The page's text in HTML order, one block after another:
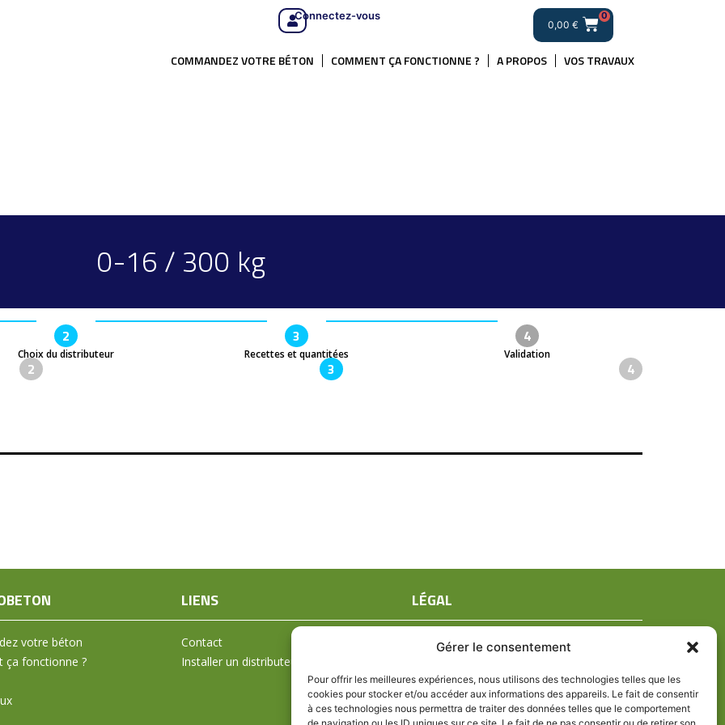
Gérer le consentement
Pour offrir les meilleures expériences, nous utilisons des technologies telles que les
cookies pour stocker et/ou accéder aux informations des appareils. Le fait de consentir
à ces technologies nous permettra de traiter des données telles que le comportement
Connectez-vous
0,00 €
0
COMMANDEZ VOTRE BÉTON COMMENT ÇA FONCTIONNE ? A PROPOS VOS TRAVAUX
0-16 / 300 kg
2
Choix du distributeur
3
Recettes et quantitées
4
Validation
2 3 4
votre béton
ça fonctionne ?
LIENS
Contact
Installer un distributeur
LÉGAL
Mentions légales
Politique de confidentialité
Politique de cookies (UE)